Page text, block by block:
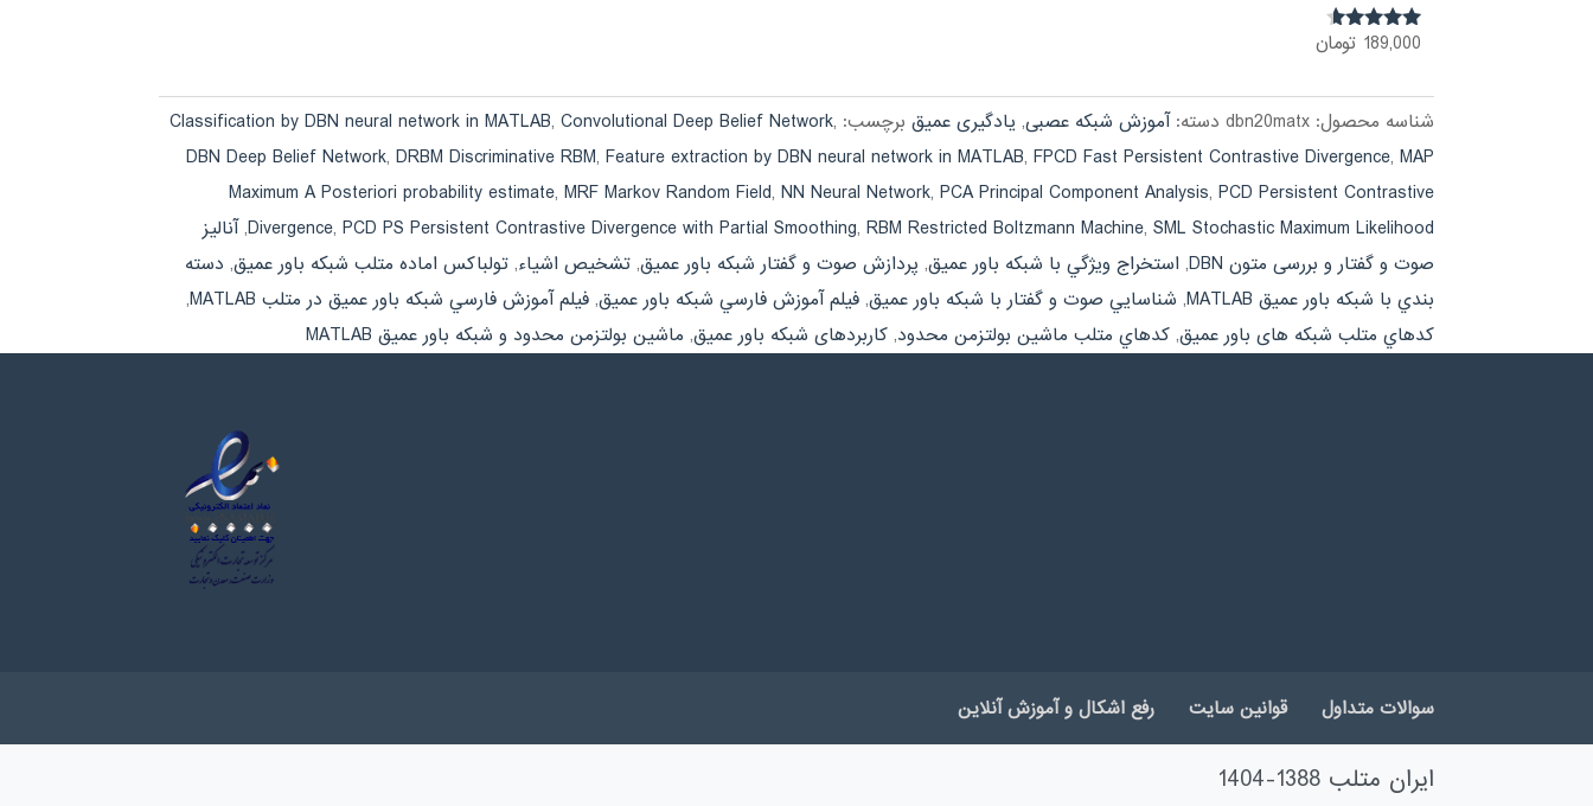
نمره
189,000 تومان
شناسه محصول:dbn20matx دسته:آموزش شبکه عصبی, یادگیری عمیق برچسب: Classification by DBN neural network in MATLAB, Convolutional Deep Belief Network,
DBN Deep Belief Network, DRBM Discriminative RBM, Feature extraction by DBN neural network in MATLAB, FPCD Fast Persistent Contrastive Divergence, MAP
Maximum A Posteriori probability estimate, MRF Markov Random Field, NN Neural Network, PCA Principal Component Analysis, PCD Persistent Contrastive
Divergence, PCD PS Persistent Contrastive Divergence with Partial Smoothing, RBM Restricted Boltzmann Machine, SML Stochastic Maximum Likelihood
,آنالیز
صوت و گفتار و بررسی متون DBN
, استخراج ويژگي با شبكه باور عميق, پردازش صوت و گفتار شبکه باور عمیق,تشخیص اشیاء,تولباكس اماده متلب شبکه باور عمیق, دسته
بندي با شبكه باور عميق MATLAB
, شناسايي صوت و گفتار با شبکه باور عمیق,فيلم آموزش فارسي شبکه باور عمیق,فيلم آموزش فارسي شبکه باور عمیق در متلب MATLAB
,
كدهاي متلب شبکه های باور عمیق,كدهاي متلب ماشین بولتزمن محدود,کاربردهای شبکه باور عمیق, ماشین بولتزمن محدود و شبکه باور عمیق MATLAB
سوالات متداول قوانین سایت رفع اشکال و آموزش آنلاین
ایران متلب 1388-1404